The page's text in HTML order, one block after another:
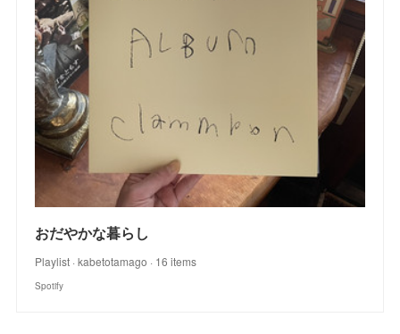
おだやかな暮らし
Playlist · kabetotamago · 16 items
Spotify